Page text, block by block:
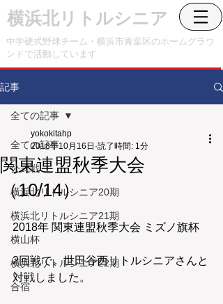
横浜北リトルシニア
中学硬式野球チーム・横浜市青葉区のホームグラウ
ンドで活動しています
記事
全ての記事
公式戦
横浜北リトルシニア20期
横浜北リトルシニア21期
横山杯
横浜北リトルシニア22期
合宿
全ての記事
関東連盟秋季大会
（10/14）
yokokitahp
2018年10月16日 読了時間: 1分
2018年 関東連盟秋季大会 ミズノ旗杯
2回戦で、世田谷西リトルシニアさんと
対戦しました。